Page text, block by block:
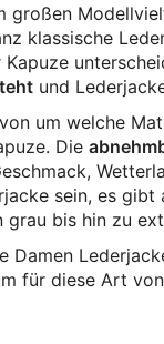
großen
klassische
und
um welche
Die
sein, es gibt
grau bis hin zu
Damen
für diese Art